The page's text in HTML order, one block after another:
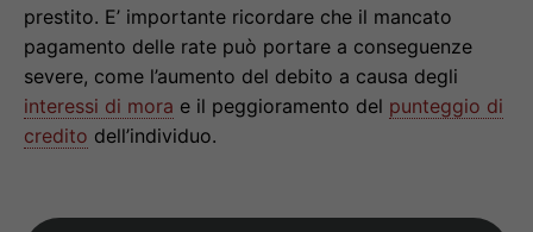
prestito. E’ importante ricordare che il mancato
pagamento delle rate può portare a conseguenze
severe, come l’aumento del debito a causa degli
interessi di mora e il peggioramento del punteggio di
credito dell’individuo.